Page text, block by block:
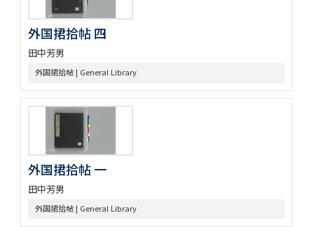
薩州産物録
搾油濫觴 1巻裏書1巻附考1巻
甘蔗記 1巻附1巻
砂糖製作記 : 砂糖の作りかたをしる
合食禁 : 同時忌物
傳演味玄集 3巻
周定王救荒本草和名選 14巻
羊歯印影圖
新定羊齒目録 1巻附羊歯目録1巻
救荒夲草記聞 14巻附救荒野譜紀聞1巻補遺1巻
艸木譜目録 2巻
雀巣庵植物印葉圖
外国捃拾帖 四
田中芳男
外国捃拾帖 | General Library
外国捃拾帖 一
田中芳男
外国捃拾帖 | General Library